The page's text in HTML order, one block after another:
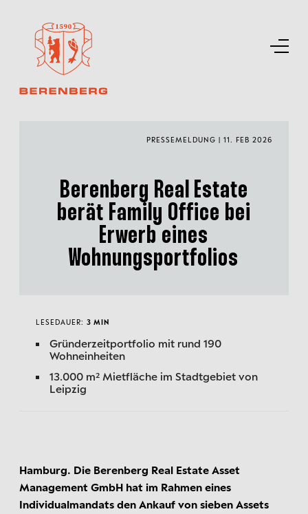
PRESSEMELDUNG | 11. FEB 2026
Berenberg Real Estate
berät Family Office bei
Erwerb eines
Wohnungsportfolios
LESEDAUER: 3 MIN
Gründerzeitportfolio mit rund 190
Wohneinheiten
13.000 m² Mietfläche im Stadtgebiet von
Leipzig
Hamburg. Die Berenberg Real Estate Asset
Management GmbH hat im Rahmen eines
Individualmandats den Ankauf von sieben Assets